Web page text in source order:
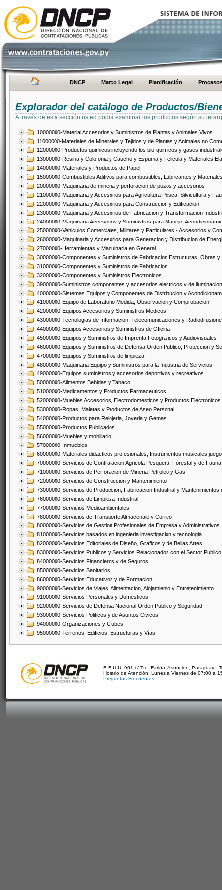
DNCP Marco Legal Planificación Procesos
Explorador del catálogo de Productos/
A través de esta sección usted podrá examinar los productos según su
10000000-Material Accesorios y Suministros de Plantas y Animales Vivos
11000000-Materiales de Minerales y Tejidos y de Plantas y Animales no
12000000-Productos quimicos incluyendo los bio-quimicos y gases
13000000-Resina y Colofonia y Caucho y Espuma y Pelicula y Materiales
14000000-Materiales y Productos de Papel
15000000-Combustibles Aditivos para combustibles, Lubricantes y
20000000-Maquinaria de mineria y perforacion de pozos y accesorios
21000000-Maquinaria y Accesorios para Agricultura Pesca, Silvicultura y
22000000-Maquinaria y Accesorios para Construccion y Edificacion
23000000-Maquinaria y Accesorios de Fabricacion y Transformacion
24000000-Maquinaria Accesorios y Suministros para Manejo,
25000000-Vehiculos Comerciales, Militares y Particulares - Accesorios y
26000000-Maquinaria y Accesorios para Generacion y Distribucion de
27000000-Herramientas y Maquinaria en General
30000000-Componentes y Suministros de Fabricacion Estructuras, Obras
31000000-Componentes y Suministros de Fabricacion
32000000-Componentes y Suministros Electronicos
39000000-Suministros componentes y accesorios electricos y de iluminacion
40000000-Sistemas Equipos y Componentes de Distribucion y
41000000-Equipo de Laboratorio Medida, Observacion y Comprobacion
42000000-Equipos Accesorios y Suministros Medicos
43000000-Tecnologias de Informacion, Telecomunicaciones y
44000000-Equipos Accesorios y Suministros de Oficina
45000000-Equipos y Suministros de Imprenta Fotograficos y Audiovisuales
46000000-Equipos y Suministros de Defensa Orden Publico, Proteccion y
47000000-Equipos y Suministros de limpieza
48000000-Maquinaria Equipo y Suministros para la Industria de Servicios
49000000-Equipos suministros y accesorios deportivos y recreativos
50000000-Alimentos Bebidas y Tabaco
51000000-Medicamentos y Productos Farmaceuticos
52000000-Muebles Accesorios, Electrodomesticos y Productos Electronicos
53000000-Ropas, Maletas y Productos de Aseo Personal
54000000-Productos para Relojeria, Joyeria y Gemas
55000000-Productos Publicados
56000000-Muebles y mobiliario
57000000-Inmuebles
60000000-Materiales didacticos profesionales, Instrumentos musicales
70000000-Servicios de Contratacion Agricola Pesquera, Forestal y de Fauna
71000000-Servicios de Perforacion de Mineria Petroleo y Gas
72000000-Servicios de Construccion y Mantenimiento
73000000-Servicios de Produccion, Fabricacion Industrial y Mantenimientos
76000000-Servicios de Limpieza Industrial
77000000-Servicios Medioambientales
78000000-Servicios de Transporte Almacenaje y Correo
80000000-Servicios de Gestion Profesionales de Empresa y Administrativos
81000000-Servicios basados en ingenieria investigacion y tecnologia
82000000-Servicios Editoriales de Diseño, Graficos y de Bellas Artes
83000000-Servicios Publicos y Servicios Relacionados con el Sector Publico
84000000-Servicios Financieros y de Seguros
85000000-Servicios Sanitarios
86000000-Servicios Educativos y de Formacion
90000000-Servicios de Viajes, Alimentacion, Alojamiento y Entretenimiento
91000000-Servicios Personales y Domesticos
92000000-Servicios de Defensa Nacional Orden Publico y Seguridad
93000000-Servicios Politicos y de Asuntos Civicos
94000000-Organizaciones y Clubes
95000000-Terrenos, Edificios, Estructuras y Vías
E.E.U.U. 961 c/ Tte. Fariña. Asunción, Paraguay -
Horario de Atención: Lunes a Viernes de 07:00 a
Preguntas Frecuentes